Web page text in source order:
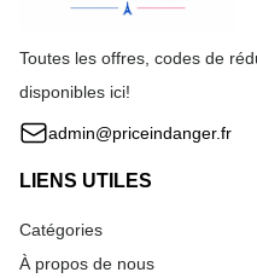
Toutes les offres, codes de
disponibles ici!
admin@priceindanger.fr
LIENS UTILES
Catégories
À propos de nous